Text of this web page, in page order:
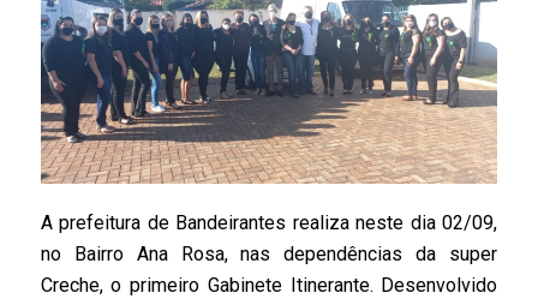
A prefeitura de Bandeirantes realiza neste dia 02/09,
no Bairro Ana Rosa, nas dependências da super
Creche, o primeiro Gabinete Itinerante. Desenvolvido